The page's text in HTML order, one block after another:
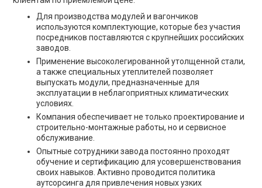
Для производства модулей и вагончиков
используются комплектующие, которые без участия
посредников поставляются с крупнейших российских
заводов.
Применение высоколегированной утолщенной стали,
а также специальных утеплителей позволяет
выпускать модули, предназначенные для
эксплуатации в неблагоприятных климатических
условиях.
Компания обеспечивает не только проектирование и
строительно-монтажные работы, но и сервисное
обслуживание.
Опытные сотрудники завода постоянно проходят
обучение и сертификацию для усовершенствования
своих навыков. Активно проводится политика
аутсорсинга для привлечения новых узких